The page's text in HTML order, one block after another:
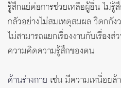
รู้สึกแย่ต่อการช่วยเหลือผู้อื่น ไม่รู้
กลัวอย่างไม่สมเหตุสมผล วิตกกั
ไม่สามารถแยกเรื่องงานกับเรื่อง
ความคิดความรู้สึกของตน
ด้านร่างกาย เช่น มีความเหนื่อย